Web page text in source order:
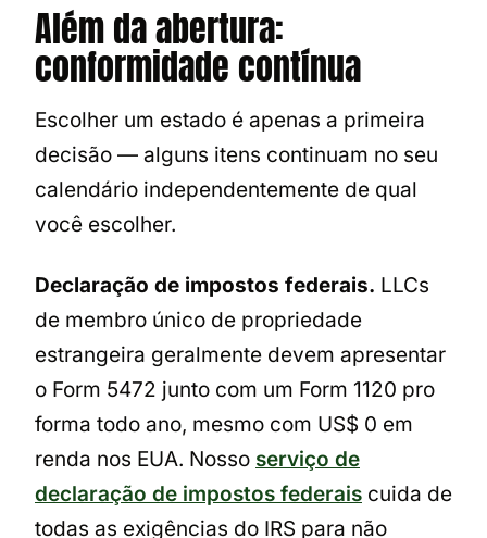
Além da abertura:
conformidade contínua
Escolher um estado é apenas a primeira
decisão — alguns itens continuam no seu
calendário independentemente de qual
você escolher.
Declaração de impostos federais. LLCs
de membro único de propriedade
estrangeira geralmente devem apresentar
o Form 5472 junto com um Form 1120 pro
forma todo ano, mesmo com US$ 0 em
renda nos EUA. Nosso serviço de
declaração de impostos federais cuida de
todas as exigências do IRS para não